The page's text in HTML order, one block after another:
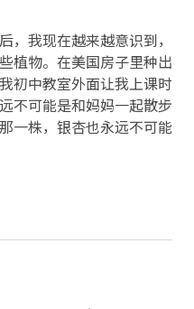
，我现在越来越意识到，
植物。在美国房子里种出
初中教室外面让我上课时
不可能是和妈妈一起散步
一株，银杏也永远不可能